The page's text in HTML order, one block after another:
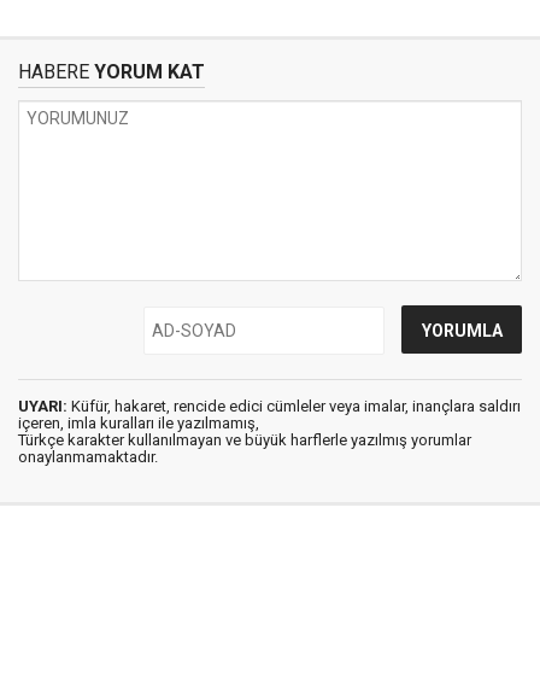
HABERE YORUM KAT
UYARI: Küfür, hakaret, rencide edici cümleler veya imalar, inançlara saldırı
içeren, imla kuralları ile yazılmamış,
Türkçe karakter kullanılmayan ve büyük harflerle yazılmış yorumlar
onaylanmamaktadır.